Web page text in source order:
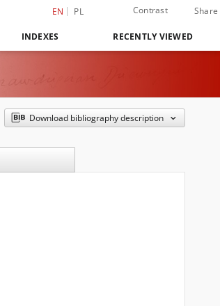
EN PL Contrast Share
INDEXES RECENTLY VIEWED
Download bibliography description